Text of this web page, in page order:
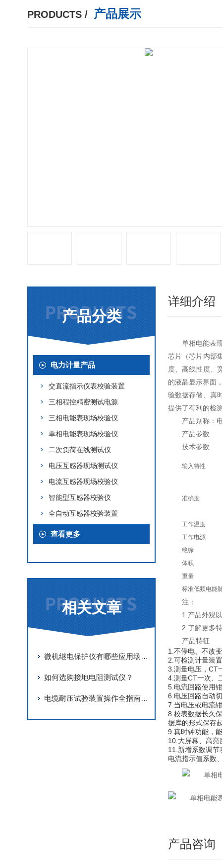
PRODUCTS / 产品展示
产品分类
电力计量产品
交直流指示仪表校验装置
三相程控精密测试电源
三相电能表现场校验仪
单相电能表现场校验仪
二次负荷在线测试仪
电压互感器现场测试仪
电流互感器现场校验仪
智能型互感器校验仪
全自动互感器校验装置
查看更多
相关文章
微机继电保护仪有哪些应用场景？
如何选购接地电阻测试仪？
电缆耐压试验装置操作全指南：安全与效率并重的关键要点
详细介绍
单相电能表
芯片（芯片内部
度、高线性度、
的液晶显示界面
验数据存储、真
提供了有利的检
产品别称：
产品参数
技术参数
输入特性
准确度
工作温度
工作电源
绝缘
体积
重量
标准低频电能
注：
1.产品外观
2.了解更多
产品特征
1.不停电、不改
2.可检测计量装
3.测量电压，CT
4.测量CT一次、
5.电流回路使用
6.电压回路自动
7.当电压或电流
8.校表数据长久
据库的形式保存
9.真时钟功能，
10.大屏幕、高
11.新增系数调
电流指示值系数
产品咨询